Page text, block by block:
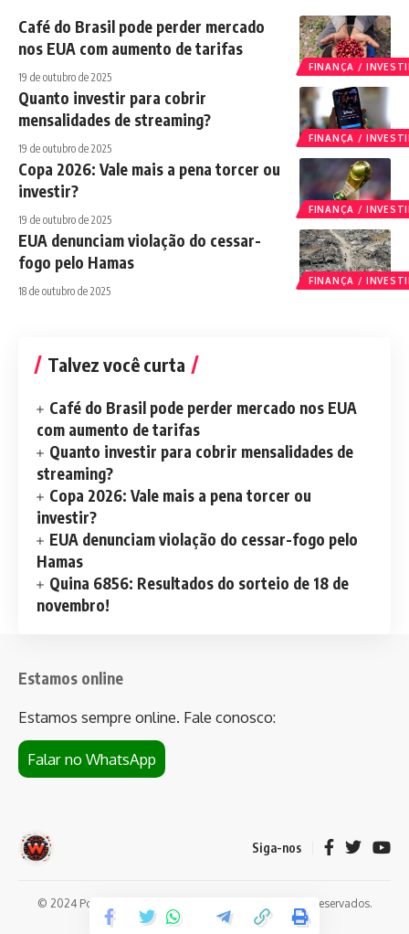
FINANÇA /
Café do Brasil pode perder mercado
nos EUA com aumento de tarifas
19 de outubro de 2025
FINANÇA /
Quanto investir para cobrir
mensalidades de streaming?
19 de outubro de 2025
FINANÇA /
Copa 2026: Vale mais a pena torcer ou
investir?
19 de outubro de 2025
FINANÇA /
EUA denunciam violação do cessar-
fogo pelo Hamas
18 de outubro de 2025
Talvez você curta
Café do Brasil pode perder mercado nos EUA
com aumento de tarifas
Quanto investir para cobrir mensalidades de
streaming?
Copa 2026: Vale mais a pena torcer ou
investir?
EUA denunciam violação do cessar-fogo pelo
Hamas
Quina 6856: Resultados do sorteio de 18 de
novembro!
Estamos online
Estamos sempre online. Fale conosco:
Falar no WhatsApp
Siga-nos
© 2024 Portal de notícias Web Flush. Todos os direitos reservados.
Conheça
Bet da Sorte.